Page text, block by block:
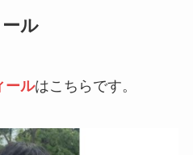
ル
ールはこちらです。